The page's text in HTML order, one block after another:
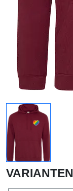
VARIANTEN